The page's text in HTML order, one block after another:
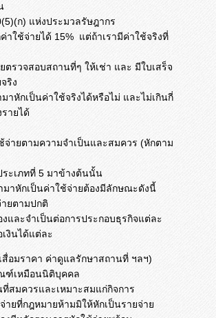
ก) แห่งประมวลรัษฎากร
าใช้จ่ายได้ 15% แต่ถ้าเรามีค่าใช้จริงที่
ตรวจสอบสถานที่ๆ ให้เช่า และ มีใบเสร็จ
ริง
าหักเป็นค่าใช้จริงได้หรือไม่ และไม่เกินกี่
ายได้
จ่ายตามความจำเป็นและสมควร (หักตาม
ระเภทที่ 5 มาข้างต้นนั้น
มาหักเป็นค่าใช้จ่ายต้องมีลักษณะดังนี้
ยตามปกติ
งและจำเป็นต่อการประกอบธุรกิจแต่ละ
งินได้แต่ละ
อมราคา ค่าดูแลรักษาสถานที่ ฯลฯ)
ฑ์เหมือนนิติบุคคล
สมควรและเหมาะสมแก่กิจการ
ายที่กฎหมายห้ามมิให้หักเป็นรายจ่าย